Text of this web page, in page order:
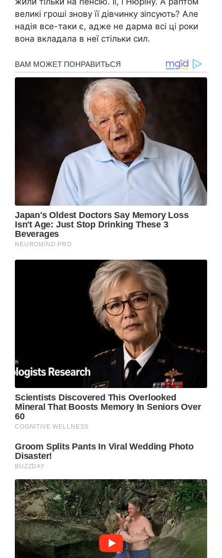
великі гроші знову її дівчинку зіпсують? Але
надія все-таки є, адже не дарма всі ці роки
вона вкладала в неї стільки сил.